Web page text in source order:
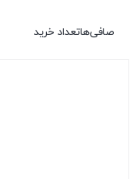
صافی‌هاتعداد خرید